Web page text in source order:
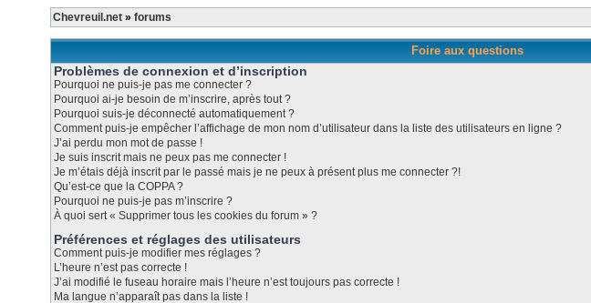
Chevreuil.net » forums
Foire aux questions
Problèmes de connexion et d’inscription
Pourquoi ne puis-je pas me connecter ?
Pourquoi ai-je besoin de m’inscrire, après tout ?
Pourquoi suis-je déconnecté automatiquement ?
Comment puis-je empêcher l’affichage de mon nom d’utilisateur dans la liste des utilisateurs en ligne ?
J’ai perdu mon mot de passe !
Je suis inscrit mais ne peux pas me connecter !
Je m’étais déjà inscrit par le passé mais je ne peux à présent plus me connecter ?!
Qu’est-ce que la COPPA ?
Pourquoi ne puis-je pas m’inscrire ?
À quoi sert « Supprimer tous les cookies du forum » ?
Préférences et réglages des utilisateurs
Comment puis-je modifier mes réglages ?
L’heure n’est pas correcte !
J’ai modifié le fuseau horaire mais l’heure n’est toujours pas correcte !
Ma langue n’apparaît pas dans la liste !